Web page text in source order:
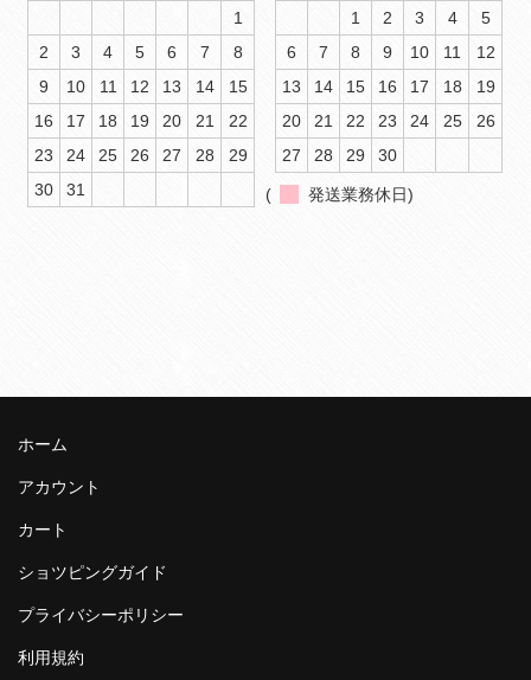
1
2
3 4 5 6 7
8
9
10 11 12 13 14
15
16
17 18 19 20 21
22
23
24 25 26 27 28
29
30
31
1
2 3 4
5
6
7 8 9 10 11
12
13
14 15 16 17 18
19
20
21 22 23 24 25
26
27
28 29 30
( 発送業務休日)
ホーム
アカウント
カート
ショツピングガイド
プライバシーポリシー
利用規約